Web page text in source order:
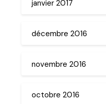
janvier 2017
décembre 2016
novembre 2016
octobre 2016